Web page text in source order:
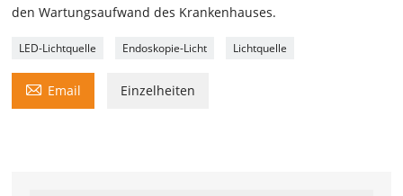
den Wartungsaufwand des Krankenhauses.
LED-Lichtquelle Endoskopie-Licht Lichtquelle
 Email Einzelheiten